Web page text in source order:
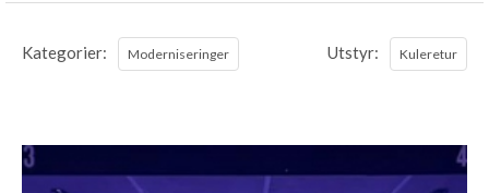
Kategorier: Moderniseringer Utstyr: Kuleretur